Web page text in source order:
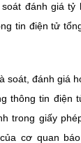
đánh giá tỷ
tin điện tử
soát, đánh giá
thông tin điện
trong giấy
cơ quan